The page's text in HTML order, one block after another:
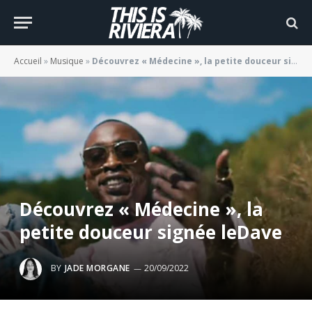
Accueil » Musique » Découvrez « Médecine », la petite douceur signée leDave
Découvrez « Médecine », la
petite douceur signée leDave
BY JADE MORGANE 20/09/2022